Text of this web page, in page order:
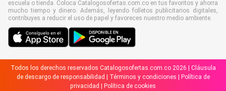
escuela o tienda. Coloca Catalogosofertas.com.co en tus favoritos y ahorra
mucho tiempo y dinero. Además, leyendo folletos publicitarios digitales,
contribuyes a reducir el uso de papel y favoreces nuestro medio ambiente.
Todos los derechos reservados Catalogosofertas.com.co 2026 | Cláusula
de descargo de responsabilidad
Términos y condiciones
Política de
privacidad
Política de cookies